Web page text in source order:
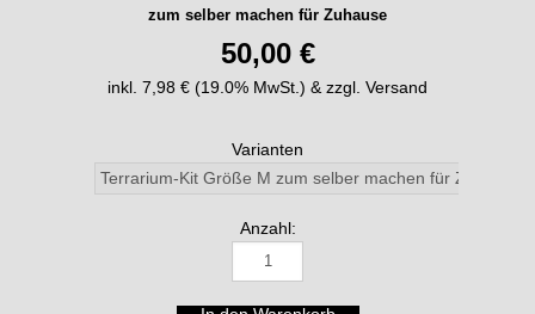
zum selber machen für Zuhause
50,00 €
inkl. 7,98 € (19.0% MwSt.) & zzgl. Versand
Varianten
Anzahl: